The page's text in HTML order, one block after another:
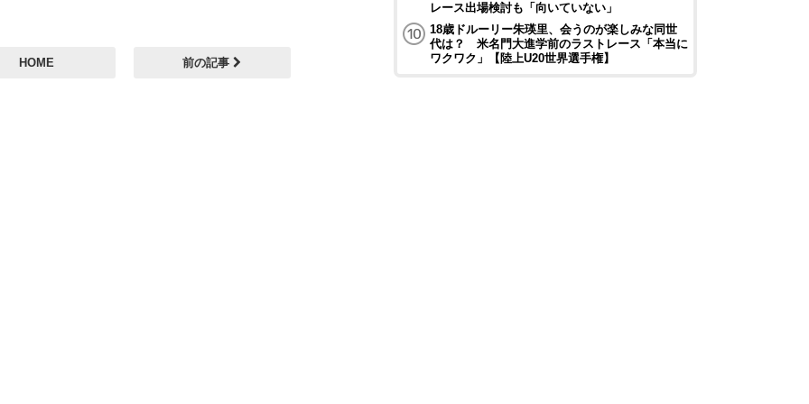
HOME 前の記事
レース出場検討も「向いていない」
18歳ドルーリー朱瑛里、会うのが楽しみな同世
代は？ 米名門大進学前のラストレース「本当に
ワクワク」【陸上U20世界選手権】